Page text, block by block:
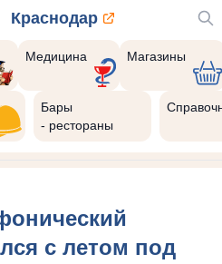
Краснодар
Медицина Магазины
Бары
- рестораны
с летом под